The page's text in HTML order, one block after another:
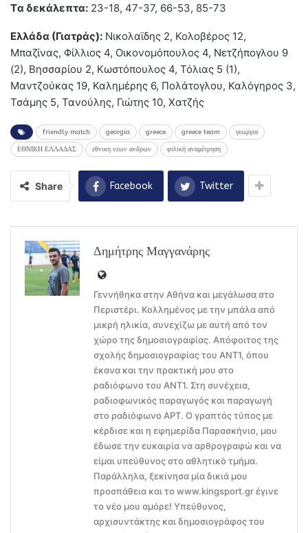
Tα δεκάλεπτα: 23-18, 47-37, 66-53, 85-73
Ελλάδα (Γιατράς): Νικολαϊδης 2, Κολοβέρος 12,
Μπαζίνας, Φίλλιος 4, Οικονομόπουλος 4, Νετζήπογλου 9
(2), Βησσαρίου 2, Κωστόπουλος 4, Τόλιας 5 (1),
Μαντζούκας 19, Καλημέρης 6, Πολάτογλου, Καλόγηρος 3,
Τσάμης 5, Τανούλης, Γιώτης 10, Χατζής
friendly match georgia greece greece team γεωργια
ΕΘΝΙΚΗ ΕΛΛΑΔΑΣ εθνικη νεων ανδρων φιλική αναμέτρηση
Share Facebook Twitter
Δημήτρης Μαγγανάρης
Γεννήθηκα στην Αθήνα και μεγάλωσα στο
Περιστέρι. Κολλημένος με την μπάλα από
μικρή ηλικία, συνεχίζω με αυτή από τον
χώρο της δημοσιογραφίας. Απόφοιτος της
σχολής δημοσιογραφίας του ΑΝΤ1, όπου
έκανα και την πρακτική μου στο
ραδιόφωνο του ΑΝΤ1. Στη συνέχεια,
ραδιοφωνικός παραγωγός και παραγωγή
στο ραδιόφωνο ΑΡΤ. Ο γραπτός τύπος με
κέρδισε και η εφημερίδα Παρασκήνιο, μου
έδωσε την ευκαιρία να αρθρογραφώ και να
είμαι υπεύθυνος στο αθλητικό τμήμα.
Παράλληλα, ξεκίνησα μία δικιά μου
προσπάθεια και το www.kingsport.gr έγινε
το νέο μου αμόρε! Υπεύθυνος,
αρχισυντάκτης και δημοσιογράφος του